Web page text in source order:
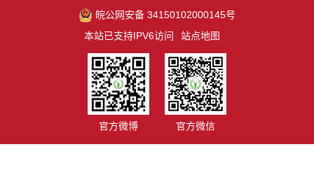
皖公网安备 34150102000145号
本站已支持IPV6访问
站点地图
官方微博 官方微信